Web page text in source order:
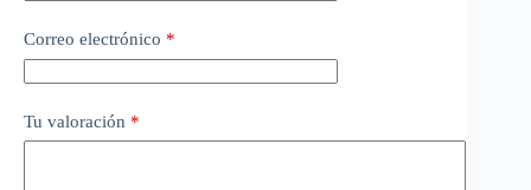
Correo electrónico *
Tu valoración *